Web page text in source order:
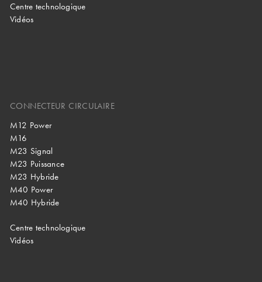
Centre technologique
Vidéos
CONNECTEUR CIRCULAIRE
M12 Power
M16
M23 Signal
M23 Puissance
M23 Hybride
M40 Power
M40 Hybride
Centre technologique
Vidéos